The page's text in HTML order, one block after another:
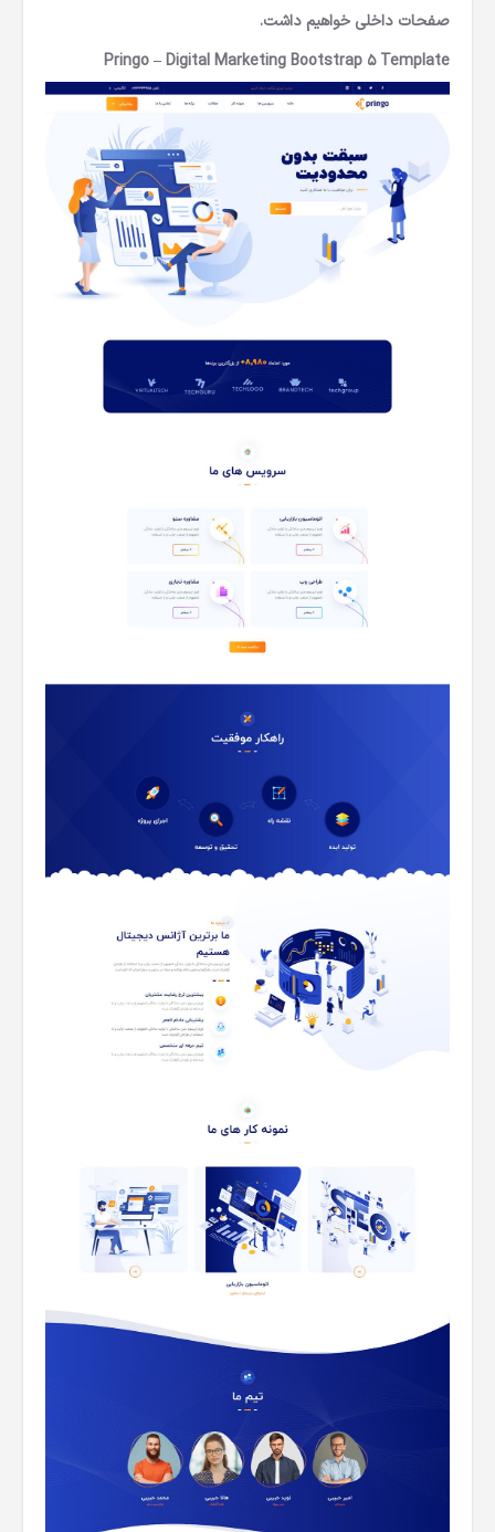
صفحات داخلی خواهیم داشت.
Pringo – Digital Marketing Bootstrap 5 Template